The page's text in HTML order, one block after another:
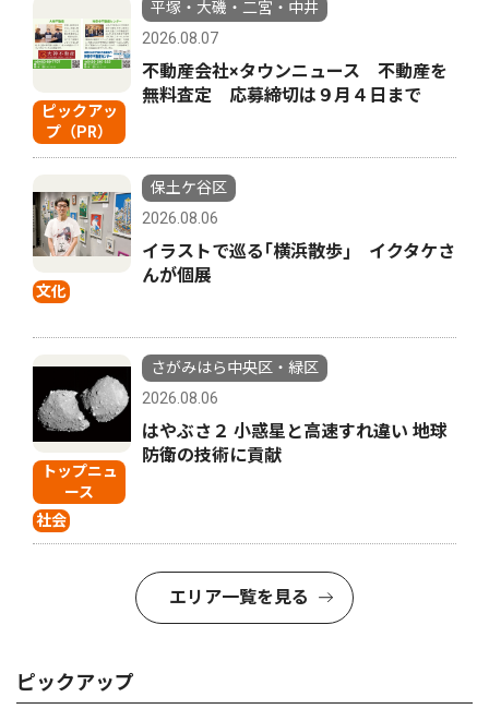
ピックアッ
プ（PR）
平塚・大磯・二宮・中井
2026.08.07
不動産会社×タウンニュース 不動産を
無料査定 応募締切は９月４日まで
文化
保土ケ谷区
2026.08.06
イラストで巡る｢横浜散歩｣ イクタケさ
んが個展
トップニュ
ース
社会
さがみはら中央区・緑区
2026.08.06
はやぶさ２ 小惑星と高速すれ違い 地球
防衛の技術に貢献
エリア一覧を見る
ピックアップ